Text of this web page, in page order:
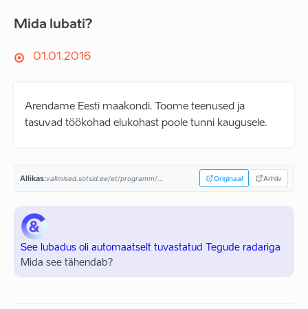
Mida lubati?
01.01.2016
Arendame Eesti maakondi. Toome teenused ja
tasuvad töökohad elukohast poole tunni kaugusele.
Allikas:valimised.sotsid.ee/et/programm/... Originaal Arhiiv
See lubadus oli automaatselt tuvastatud Tegude radariga
Mida see tähendab?